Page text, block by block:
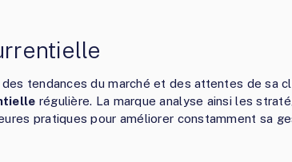
tendances du marché et des attentes de sa
régulière. La marque analyse ainsi les
pratiques pour améliorer constamment sa